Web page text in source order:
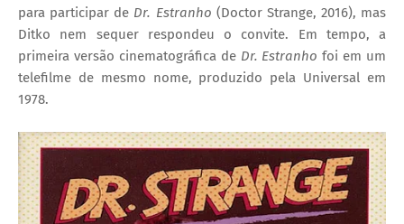
para participar de Dr. Estranho (Doctor Strange, 2016), mas
Ditko nem sequer respondeu o convite. Em tempo, a
primeira versão cinematográfica de Dr. Estranho foi em um
telefilme de mesmo nome, produzido pela Universal em
1978.